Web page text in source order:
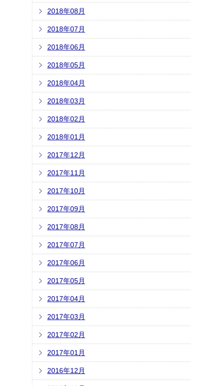
2018年08月
2018年07月
2018年06月
2018年05月
2018年04月
2018年03月
2018年02月
2018年01月
2017年12月
2017年11月
2017年10月
2017年09月
2017年08月
2017年07月
2017年06月
2017年05月
2017年04月
2017年03月
2017年02月
2017年01月
2016年12月